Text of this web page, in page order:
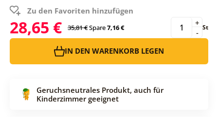
Zu den Favoriten hinzufügen
28,65 € 35,81 €Spare7,16 € -
+ St
IN DEN WARENKORB LEGEN
Geruchsneutrales Produkt, auch für
Kinderzimmer geeignet